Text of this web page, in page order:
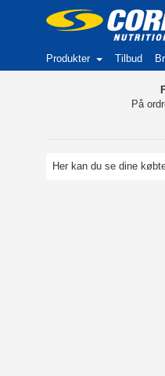
Produkter Tilbud
På
Her kan du se dine